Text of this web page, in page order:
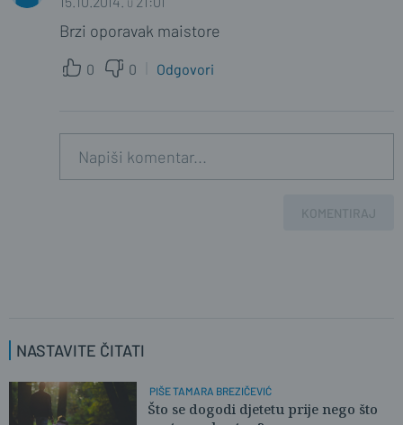
Brzi oporavak maistore
0 0 Odgovori
KOMENTIRAJ
NASTAVITE ČITATI
PIŠE TAMARA BREZIČEVIĆ
Što se dogodi djetetu prije nego što